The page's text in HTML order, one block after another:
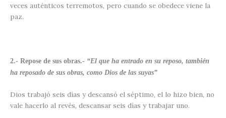
veces auténticos terremotos, pero cuando se obedece viene la
paz.
2.- Repose de sus obras.- “El que ha entrado en su reposo, también
ha reposado de sus obras, como Dios de las suyas”
Dios trabajó seis días y descansó el séptimo, el lo hizo bien, no
vale hacerlo al revés, descansar seis días y trabajar uno.